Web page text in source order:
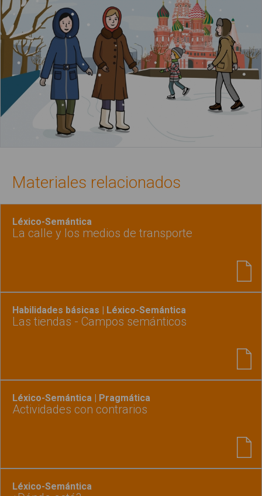
Materiales relacionados
Léxico-Semántica
La calle y los medios de transporte
Habilidades básicas | Léxico-Semántica
Las tiendas - Campos semánticos
Léxico-Semántica | Pragmática
Actividades con contrarios
Léxico-Semántica